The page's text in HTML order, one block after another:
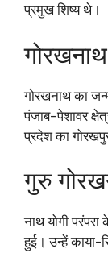
प्रमुख शिष्य थे।
गोरखनाथ का
पंजाब–पेशावर
प्रदेश का
गुरु
नाथ योगी
हुई। उन्हें काया-